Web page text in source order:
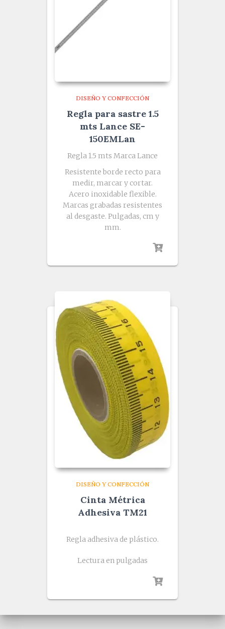
DISEÑO Y CONFECCIÓN
Regla para sastre 1.5
mts Lance SE-
150EMLan
Regla 1.5 mts Marca Lance
Resistente borde recto para
medir, marcar y cortar.
Acero inoxidable flexible.
Marcas grabadas resistentes
al desgaste. Pulgadas, cm y
mm.
DISEÑO Y CONFECCIÓN
Cinta Métrica
Adhesiva TM21
Regla adhesiva de plástico.
Lectura en pulgadas